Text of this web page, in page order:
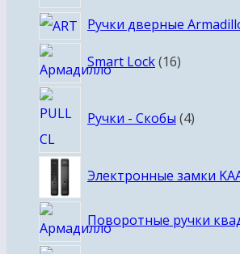
Ручки дверные
Smart Lock 1616
Ручки - Скобы 4товара
Электронные замки
Поворотные ручки